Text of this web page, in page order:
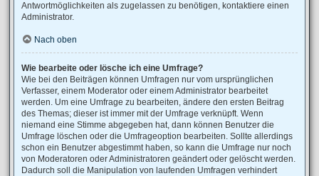
Antwortmöglichkeiten als zugelassen zu benötigen, kontaktiere einen
Administrator.
Nach oben
Wie bearbeite oder lösche ich eine Umfrage?
Wie bei den Beiträgen können Umfragen nur vom ursprünglichen
Verfasser, einem Moderator oder einem Administrator bearbeitet
werden. Um eine Umfrage zu bearbeiten, ändere den ersten Beitrag
des Themas; dieser ist immer mit der Umfrage verknüpft. Wenn
niemand eine Stimme abgegeben hat, dann können Benutzer die
Umfrage löschen oder die Umfrageoption bearbeiten. Sollte allerdings
schon ein Benutzer abgestimmt haben, so kann die Umfrage nur noch
von Moderatoren oder Administratoren geändert oder gelöscht werden.
Dadurch soll die Manipulation von laufenden Umfragen verhindert